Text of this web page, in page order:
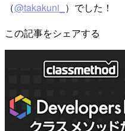
（@takakuni_ ）でした！
この記事をシェアする